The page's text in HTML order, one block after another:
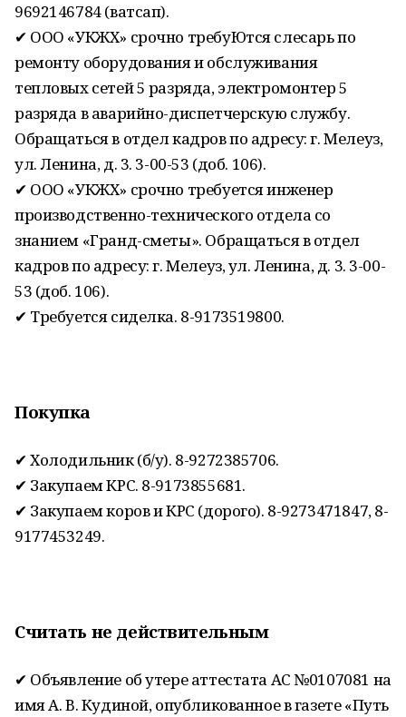
9692146784 (ватсап).
✔ ООО «УКЖХ» срочно требуЮтся слесарь по
ремонту оборудования и обслуживания
тепловых сетей 5 разряда, электромонтер 5
разряда в аварийно-диспетчерскую службу.
Обращаться в отдел кадров по адресу: г. Мелеуз,
ул. Ленина, д. 3. 3-00-53 (доб. 106).
✔ ООО «УКЖХ» срочно требуется инженер
производственно-технического отдела со
знанием «Гранд-сметы». Обращаться в отдел
кадров по адресу: г. Мелеуз, ул. Ленина, д. 3. 3-00-
53 (доб. 106).
✔ Требуется сиделка. 8-9173519800.
Покупка
✔ Холодильник (б/у). 8-9272385706.
✔ Закупаем КРС. 8-9173855681.
✔ Закупаем коров и КРС (дорого). 8-9273471847, 8-
9177453249.
Считать не действительным
✔ Объявление об утере аттестата АС №0107081 на
имя А. В. Кудиной, опубликованное в газете «Путь